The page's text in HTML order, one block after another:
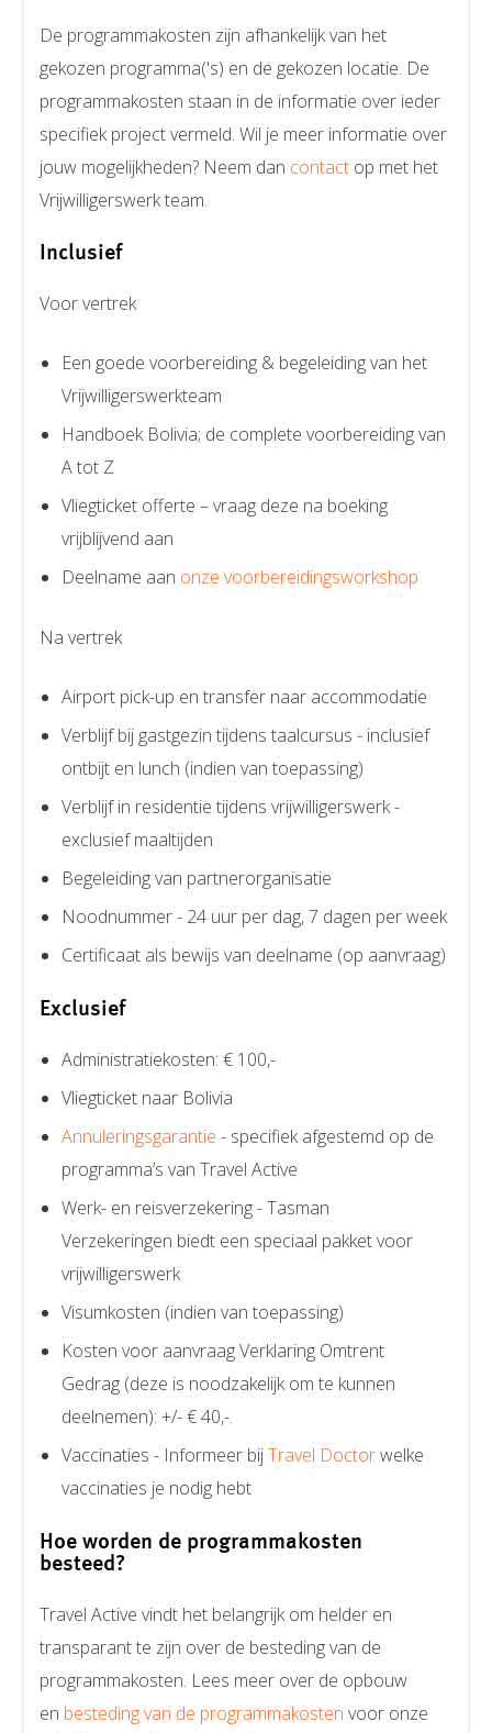
De programmakosten zijn afhankelijk van het
gekozen programma('s) en de gekozen locatie. De
programmakosten staan in de informatie over ieder
specifiek project vermeld. Wil je meer informatie over
jouw mogelijkheden? Neem dan contact op met het
Vrijwilligerswerk team.
Inclusief
Voor vertrek
Een goede voorbereiding & begeleiding van het
Vrijwilligerswerkteam
Handboek Bolivia; de complete voorbereiding van
A tot Z
Vliegticket offerte – vraag deze na boeking
vrijblijvend aan
Deelname aan onze voorbereidingsworkshop
Na vertrek
Airport pick-up en transfer naar accommodatie
Verblijf bij gastgezin tijdens taalcursus - inclusief
ontbijt en lunch (indien van toepassing)
Verblijf in residentie tijdens vrijwilligerswerk -
exclusief maaltijden
Begeleiding van partnerorganisatie
Noodnummer - 24 uur per dag, 7 dagen per week
Certificaat als bewijs van deelname (op aanvraag)
Exclusief
Administratiekosten: € 100,-
Vliegticket naar Bolivia
Annuleringsgarantie - specifiek afgestemd op de
programma’s van Travel Active
Werk- en reisverzekering - Tasman
Verzekeringen biedt een speciaal pakket voor
vrijwilligerswerk
Visumkosten (indien van toepassing)
Kosten voor aanvraag Verklaring Omtrent
Gedrag (deze is noodzakelijk om te kunnen
deelnemen): +/- € 40,-.
Vaccinaties - Informeer bijTravel Doctorwelke
vaccinaties je nodig hebt
Hoe worden de programmakosten
besteed?
Travel Active vindt het belangrijk om helder en
transparant te zijn over de besteding van de
programmakosten. Lees meer over de opbouw
en besteding van de programmakosten voor onze